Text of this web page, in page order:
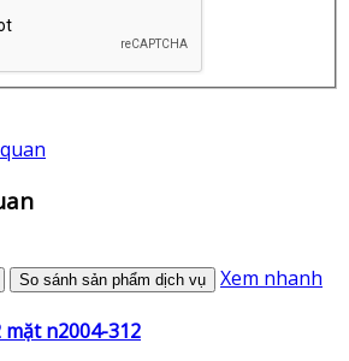
So sánh sản phẩm dịch vụ Xem nhanh
n2004-312